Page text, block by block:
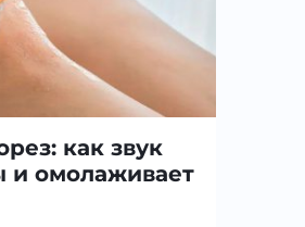
как звук
и омолаживает